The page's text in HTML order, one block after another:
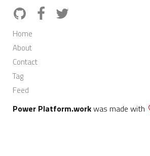
Home
About
Contact
Tag
Feed
Power Platform.workwas made with